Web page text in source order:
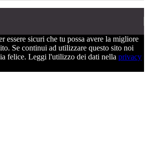
essere sicuri che tu possa avere la migliore
Se continui ad utilizzare questo sito noi
felice. Leggi l'utilizzo dei dati nella privacy